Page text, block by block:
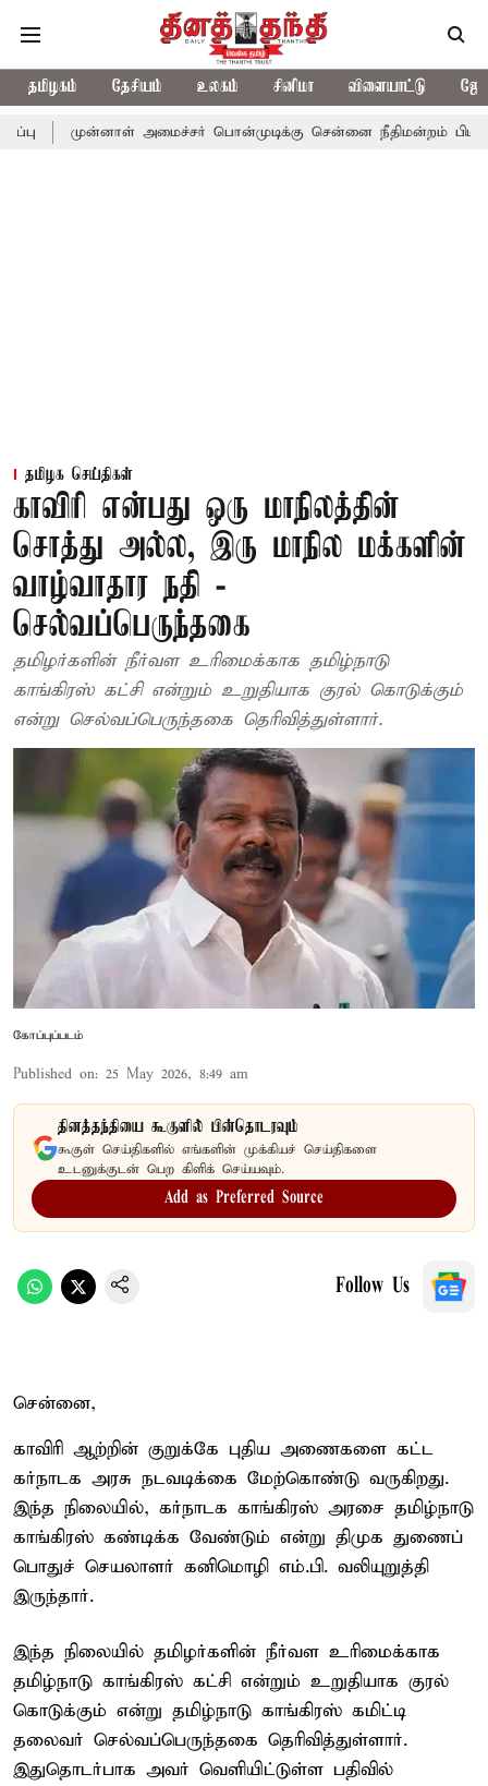
தமிழகம் தேசியம் உலகம் சினிமா விளையாட்டு
அமைச்சர் பொன்முடிக்கு சென்னை நீதிமன்றம் பிடிவாராண்ட்
தமிழக செய்திகள்
காவிரி என்பது ஒரு மாநிலத்தின்
சொத்து அல்ல, இரு மாநில மக்களின்
வாழ்வாதார நதி -
செல்வப்பெருந்தகை
தமிழர்களின் நீர்வள உரிமைக்காக தமிழ்நாடு
காங்கிரஸ் கட்சி என்றும் உறுதியாக குரல் கொடுக்கும்
என்று செல்வப்பெருந்தகை தெரிவித்துள்ளார்.
கோப்புப்படம்
Published on: 25 May 2026, 8:49 am
தினத்தந்தியை கூகுளில் பின்தொடரவும்
கூகுள் செய்திகளில் எங்களின் முக்கியச் செய்திகளை
உடனுக்குடன் பெற கிளிக் செய்யவும்.
Add as Preferred Source
Follow Us
சென்னை,
காவிரி ஆற்றின் குறுக்கே புதிய அணைகளை கட்ட
கர்நாடக அரசு நடவடிக்கை மேற்கொண்டு வருகிறது.
இந்த நிலையில், கர்நாடக காங்கிரஸ் அரசை தமிழ்நாடு
காங்கிரஸ் கண்டிக்க வேண்டும் என்று திமுக துணைப்
பொதுச் செயலாளர் கனிமொழி எம்.பி. வலியுறுத்தி
இருந்தார்.
இந்த நிலையில் தமிழர்களின் நீர்வள உரிமைக்காக
தமிழ்நாடு காங்கிரஸ் கட்சி என்றும் உறுதியாக குரல்
கொடுக்கும் என்று தமிழ்நாடு காங்கிரஸ் கமிட்டி
தலைவர் செல்வப்பெருந்தகை தெரிவித்துள்ளார்.
இதுதொடர்பாக அவர் வெளியிட்டுள்ள பதிவில்